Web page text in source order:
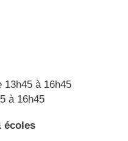
13h45 à 16h45
à 16h45
écoles